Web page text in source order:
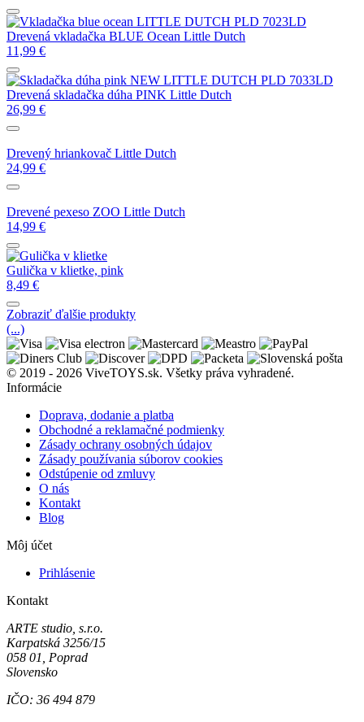
Drevená vkladačka BLUE Ocean Little Dutch
11,99 €
Drevená skladačka dúha PINK Little Dutch
26,99 €
Drevený hriankovač Little Dutch
24,99 €
Drevené pexeso ZOO Little Dutch
14,99 €
Gulička v klietke, pink
8,49 €
Zobraziť ďalšie produkty
(...)
© 2019 - 2026 ViveTOYS.sk. Všetky práva vyhradené.
Informácie
Doprava, dodanie a platba
Obchodné a reklamačné podmienky
Zásady ochrany osobných údajov
Zásady používania súborov cookies
Odstúpenie od zmluvy
O nás
Kontakt
Blog
Môj účet
Prihlásenie
Kontakt
ARTE studio, s.r.o.
Karpatská 3256/15
058 01, Poprad
Slovensko
IČO: 36 494 879